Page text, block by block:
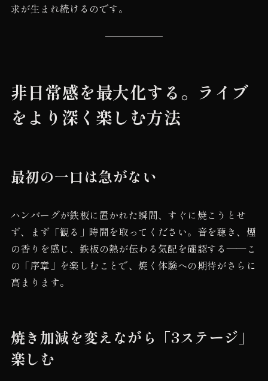
求が生まれ続けるのです。
非日常感を最大化する。ライブ
をより深く楽しむ方法
最初の一口は急がない
ハンバーグが鉄板に置かれた瞬間、すぐに焼こうとせ
ず、まず「観る」時間を取ってください。音を聴き、煙
の香りを感じ、鉄板の熱が伝わる気配を確認する——こ
の「序章」を楽しむことで、焼く体験への期待がさらに
高まります。
焼き加減を変えながら「3ステージ」
楽しむ